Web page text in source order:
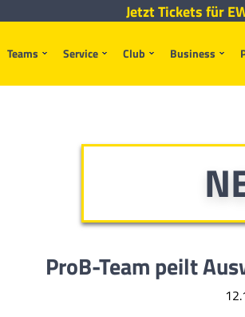
Teams Service Club Business
Jetzt Tickets für
ProB-Team peilt